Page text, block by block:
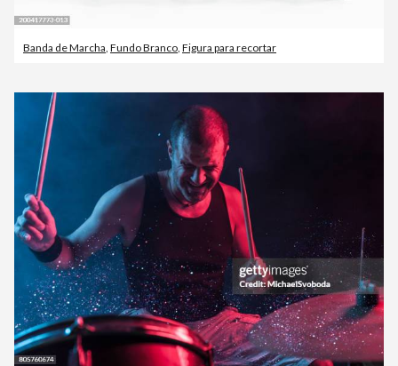
Banda de Marcha Fundo Branco Figura para recortar